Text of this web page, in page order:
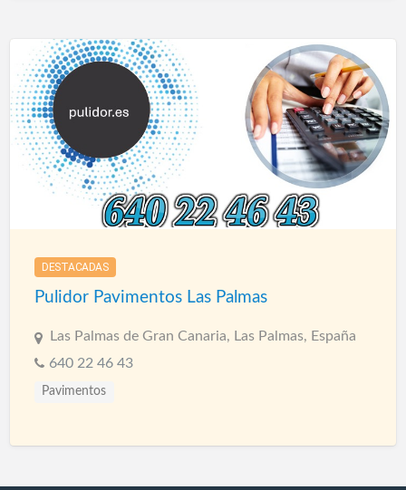
DESTACADAS
Pulidor Pavimentos Las Palmas
Las Palmas de Gran Canaria, Las Palmas, España
640 22 46 43
Pavimentos